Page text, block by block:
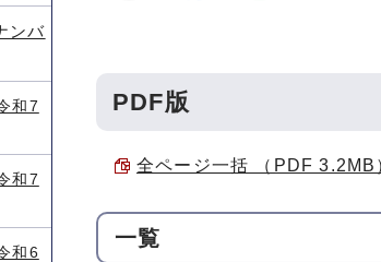
PDF版
全ページ一括 （PDF 3.2MB
一覧
ンバ
和7
和7
和6